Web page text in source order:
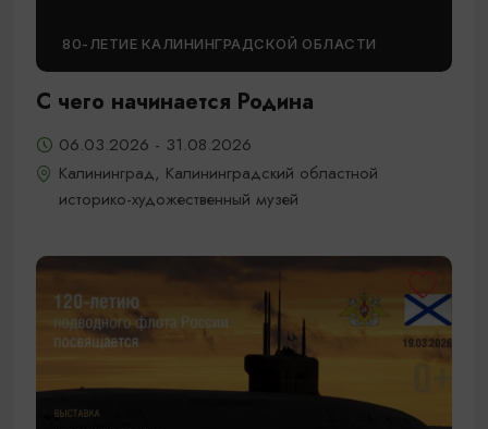
80-ЛЕТИЕ КАЛИНИНГРАДСКОЙ ОБЛАСТИ
С чего начинается Родина
06.03.2026 - 31.08.2026
Калининград, Калининградский областной
историко-художественный музей